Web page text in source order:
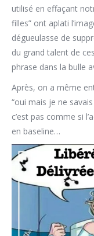
utilisé en effaçant
filles” ont aplati
dégueulasse de
du grand talent de
phrase dans la bulle
Après, on a même
“oui mais je ne
c’est pas comme si
en baseline…